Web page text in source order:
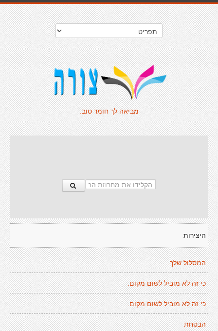
מביאה לך חומר טוב.
היצירות
המסלול שלך.
כי זה לא מוביל לשום מקום.
כי זה לא מוביל לשום מקום.
הבטחת